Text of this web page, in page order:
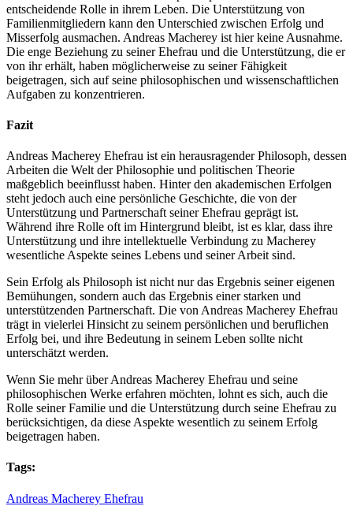
entscheidende Rolle in ihrem Leben. Die Unterstützung von
Familienmitgliedern kann den Unterschied zwischen Erfolg und
Misserfolg ausmachen. Andreas Macherey ist hier keine Ausnahme.
Die enge Beziehung zu seiner Ehefrau und die Unterstützung, die er
von ihr erhält, haben möglicherweise zu seiner Fähigkeit
beigetragen, sich auf seine philosophischen und wissenschaftlichen
Aufgaben zu konzentrieren.
Fazit
Andreas Macherey Ehefrau ist ein herausragender Philosoph, dessen
Arbeiten die Welt der Philosophie und politischen Theorie
maßgeblich beeinflusst haben. Hinter den akademischen Erfolgen
steht jedoch auch eine persönliche Geschichte, die von der
Unterstützung und Partnerschaft seiner Ehefrau geprägt ist.
Während ihre Rolle oft im Hintergrund bleibt, ist es klar, dass ihre
Unterstützung und ihre intellektuelle Verbindung zu Macherey
wesentliche Aspekte seines Lebens und seiner Arbeit sind.
Sein Erfolg als Philosoph ist nicht nur das Ergebnis seiner eigenen
Bemühungen, sondern auch das Ergebnis einer starken und
unterstützenden Partnerschaft. Die von Andreas Macherey Ehefrau
trägt in vielerlei Hinsicht zu seinem persönlichen und beruflichen
Erfolg bei, und ihre Bedeutung in seinem Leben sollte nicht
unterschätzt werden.
Wenn Sie mehr über Andreas Macherey Ehefrau und seine
philosophischen Werke erfahren möchten, lohnt es sich, auch die
Rolle seiner Familie und die Unterstützung durch seine Ehefrau zu
berücksichtigen, da diese Aspekte wesentlich zu seinem Erfolg
beigetragen haben.
Tags:
Andreas Macherey Ehefrau